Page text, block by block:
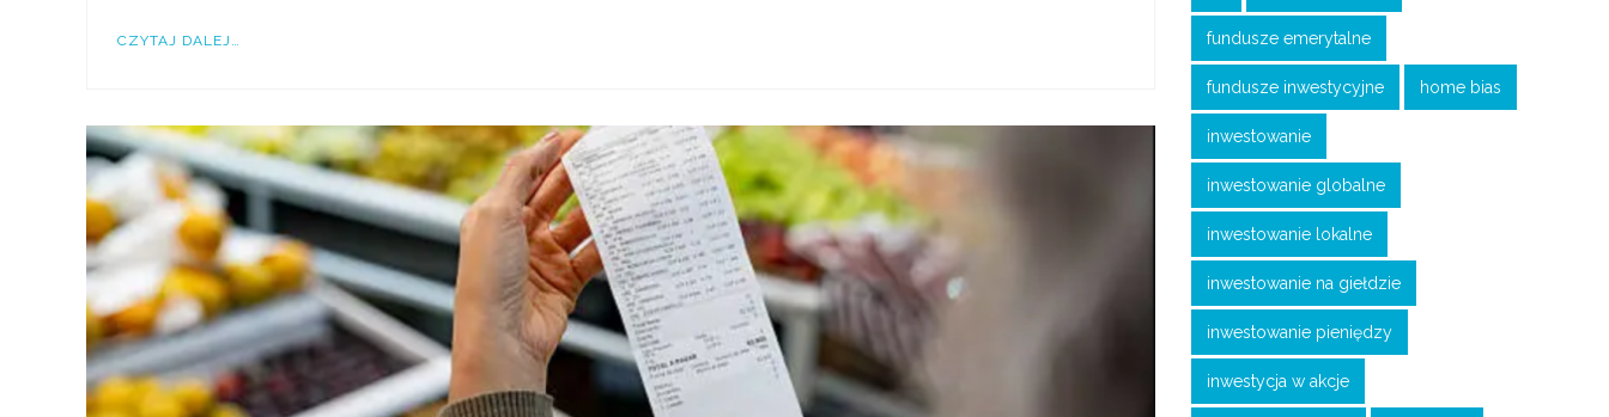
CZYTAJ DALEJ… fundusze emerytalne
fundusze inwestycyjne home bias
inwestowanie
inwestowanie globalne
inwestowanie lokalne
inwestowanie na giełdzie
inwestowanie pieniędzy
inwestycja w akcje